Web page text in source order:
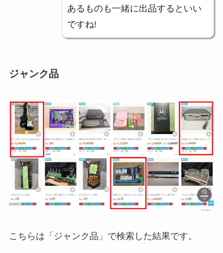
あるものも一緒に出品するといい
ですね!
ジャンク品
こちらは「ジャンク品」で検索した結果です。